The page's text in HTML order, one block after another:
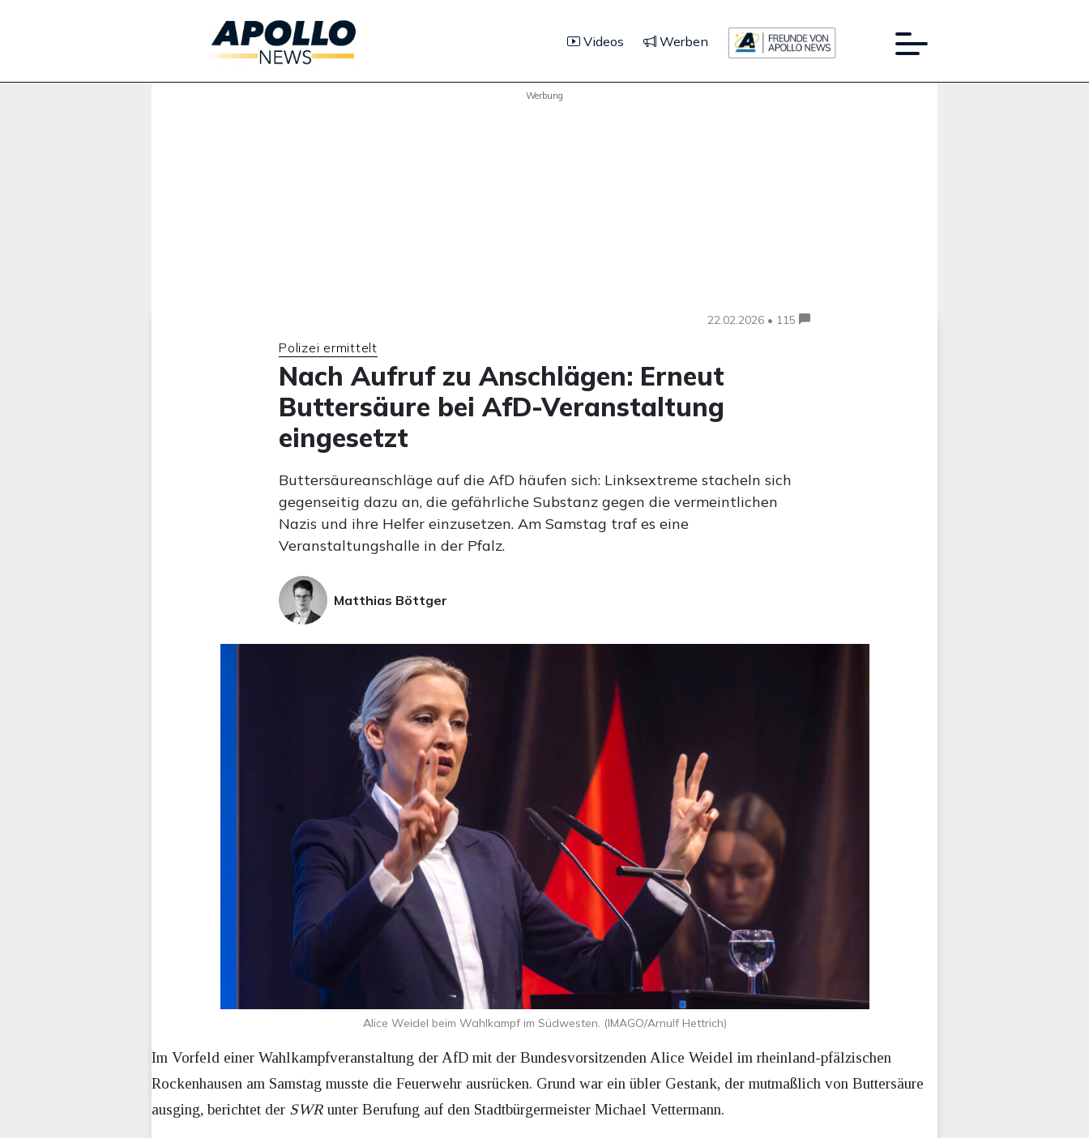
Videos Werben
Werbung
22.02.2026 • 115
Polizei ermittelt
Nach Aufruf zu Anschlägen: Erneut
Buttersäure bei AfD-Veranstaltung
eingesetzt
Buttersäureanschläge auf die AfD häufen sich: Linksextreme stacheln sich
gegenseitig dazu an, die gefährliche Substanz gegen die vermeintlichen
Nazis und ihre Helfer einzusetzen. Am Samstag traf es eine
Veranstaltungshalle in der Pfalz.
Matthias Böttger
Alice Weidel beim Wahlkampf im Südwesten. (IMAGO/Arnulf Hettrich)
Im Vorfeld einer Wahlkampfveranstaltung der AfD mit der Bundesvorsitzenden Alice Weidel im rheinland-pfälzischen
Rockenhausen am Samstag musste die Feuerwehr ausrücken. Grund war ein übler Gestank, der mutmaßlich von Buttersäure
ausging, berichtet der SWR unter Berufung auf den Stadtbürgermeister Michael Vettermann.